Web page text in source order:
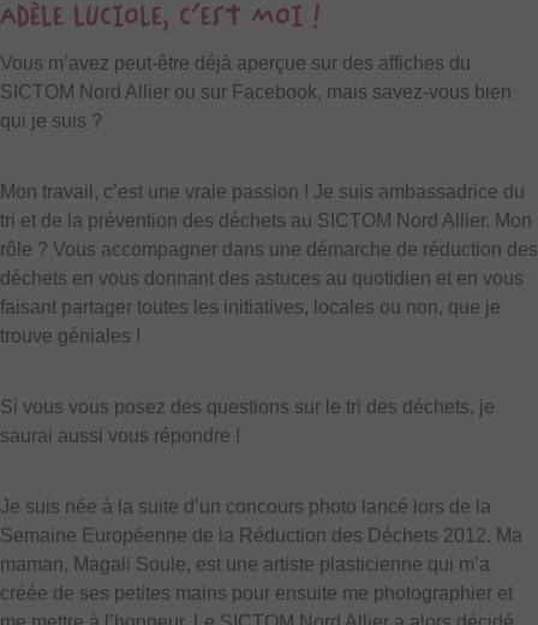
ADÈLE LUCIOLE, C’EST MOI !
Vous m’avez peut-être déjà aperçue sur des affiches du
SICTOM Nord Allier ou sur Facebook, mais savez-vous bien
qui je suis ?
Mon travail, c’est une vraie passion ! Je suis ambassadrice du
tri et de la prévention des déchets au SICTOM Nord Allier. Mon
rôle ? Vous accompagner dans une démarche de réduction des
déchets en vous donnant des astuces au quotidien et en vous
faisant partager toutes les initiatives, locales ou non, que je
trouve géniales !
Si vous vous posez des questions sur le tri des déchets, je
saurai aussi vous répondre !
Je suis née à la suite d’un concours photo lancé lors de la
Semaine Européenne de la Réduction des Déchets 2012. Ma
maman, Magali Soule, est une artiste plasticienne qui m’a
créée de ses petites mains pour ensuite me photographier et